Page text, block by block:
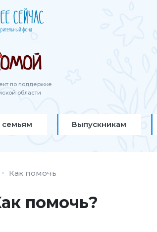
по поддержке
области
Выпускникам
Как помочь
помочь?